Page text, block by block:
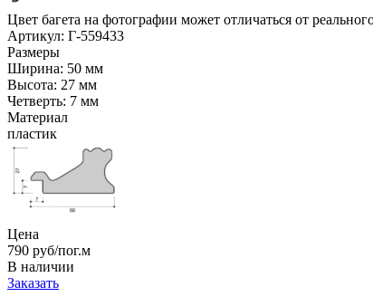
Цвет багета на фотографии может отличаться от
Артикул: Г-559433
Размеры
Ширина: 50 мм
Высота: 27 мм
Четверть: 7 мм
Материал
пластик
Цена
790 руб/пог.м
В наличии
Заказать